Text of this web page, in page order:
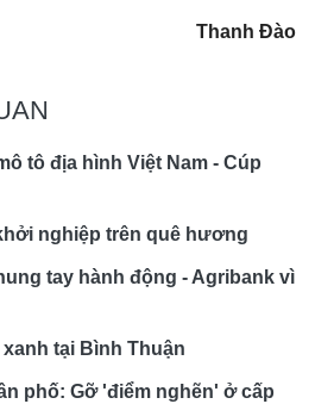
Thanh Đào
tô địa hình Việt Nam - Cúp
nghiệp trên quê hương
tay hành động - Agribank vì
tại Bình Thuận
phố: Gỡ 'điểm nghẽn' ở cấp